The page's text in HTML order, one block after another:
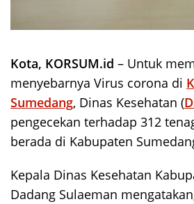
Kota, KORSUM.id – Untuk
menyebarnya Virus corona di
Sumedang, Dinas Kesehatan (
pengecekan terhadap 312
berada di Kabupaten
Kepala Dinas Kesehatan
Dadang Sulaeman